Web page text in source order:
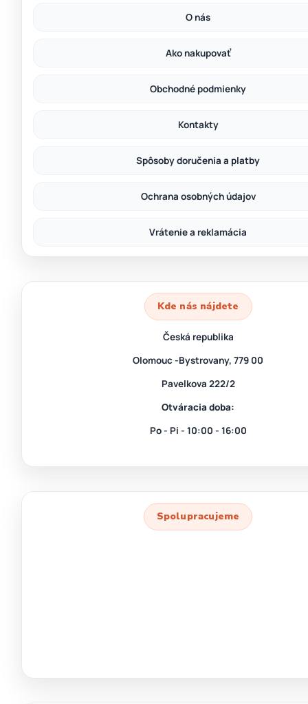
O nás
Ako nakupovať
Obchodné podmienky
Kontakty
Spôsoby doručenia a platby
Ochrana osobných údajov
Vrátenie a reklamácia
Kde nás nájdete
Česká republika
Olomouc -Bystrovany, 779 00
Pavelkova 222/2
Otváracia doba:
Po - Pi - 10:00 - 16:00
Spolupracujeme